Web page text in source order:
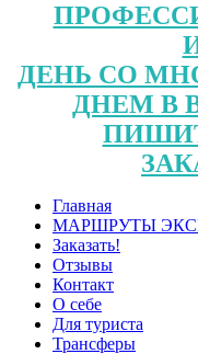
ДЕНЬ СО
ДНЕМ В
Главная
МАРШРУТЫ
Заказать!
Отзывы
Контакт
О себе
Для туриста
Трансферы